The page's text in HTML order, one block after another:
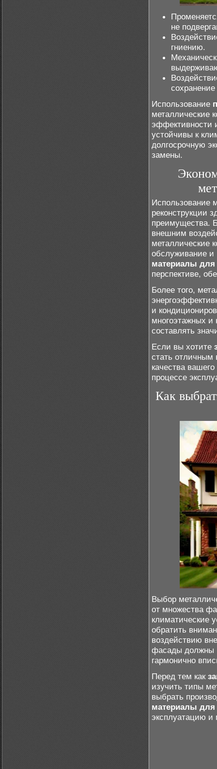
не
гниению.
сохранение
Использование
металлические
эффективности
устойчивы к
долгосрочную
замены.
Использование
реконструкции
преимущества.
внешним
металлические
обслуживание и
материалы
перспективе,
Более того,
и
многоэтажных и
составлять
Если вы хотите
стать отличным
качества
процессе
Как
Выбор
от множества
климатические
обратить
воздействию
фасады должны
гармонично
Перед тем как
изучить типы
выбрать
материалы
эксплуатацию